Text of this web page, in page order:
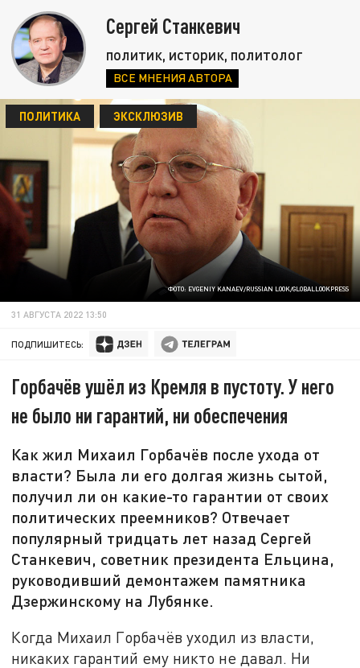
Сергей Станкевич
политик, историк, политолог
ВСЕ МНЕНИЯ АВТОРА
ФОТО: EVGENIY KANAEV/RUSSIAN LOOK/GLOBALLOOKPRESS
ПОЛИТИКА ЭКСКЛЮЗИВ
31 АВГУСТА 2022 13:50
ПОДПИШИТЕСЬ:
Горбачёв ушёл из Кремля в пустоту. У него
не было ни гарантий, ни обеспечения
Как жил Михаил Горбачёв после ухода от
власти? Была ли его долгая жизнь сытой,
получил ли он какие-то гарантии от своих
политических преемников? Отвечает
популярный тридцать лет назад Сергей
Станкевич, советник президента Ельцина,
руководивший демонтажем памятника
Дзержинскому на Лубянке.
Когда Михаил Горбачёв уходил из власти,
никаких гарантий ему никто не давал. Ни